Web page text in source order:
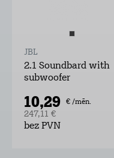
JBL
2.1 Soundbard with
subwoofer
10,29 € /mēn.
247,11 €
bez PVN